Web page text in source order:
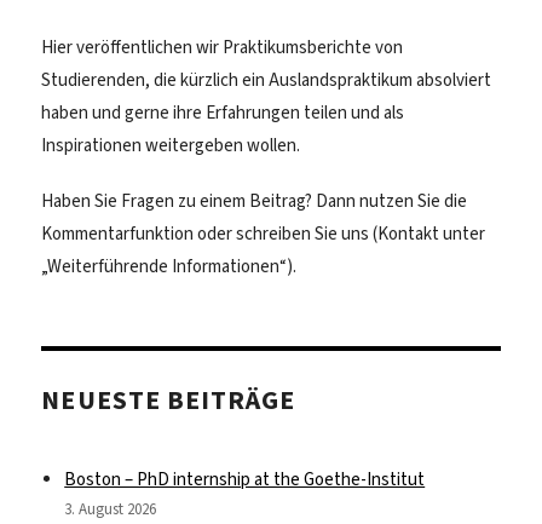
Hier veröffentlichen wir Praktikumsberichte von
Studierenden, die kürzlich ein Auslandspraktikum absolviert
haben und gerne ihre Erfahrungen teilen und als
Inspirationen weitergeben wollen.
Haben Sie Fragen zu einem Beitrag? Dann nutzen Sie die
Kommentarfunktion oder schreiben Sie uns (Kontakt unter
„Weiterführende Informationen“).
NEUESTE BEITRÄGE
Boston – PhD internship at the Goethe-Institut
3. August 2026